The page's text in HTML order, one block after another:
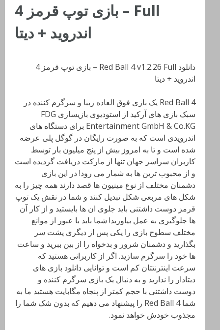
Full – بازی توپ قرمز 4
اندروید + دیتا
دانلود Red Ball 4 v1.2.26 Full – بازی توپ قرمز 4
اندروید + دیتا
Red Ball 4 یک بازی فوق العاده زیبا و سرگرم کننده در
سبک بازی های آرکید از استودیوی بازیسازی FDG
Entertainment GmbH & Co.KG برای دستگاه های
اندرویدی است که به صورت رایگان در گوگل پلی عرضه
شده است و تا به امروز بیش از پنج میلیون بار توسط
کاربران سراسر جهان تنها از مارکت دریافت گردیده است
و از محبوب ترین ها به شمار می رود! در این بازی
دشمنان مختلف از نوع مینیون ها قصد دارند همه چیز را به
شکل های مربعی شکل تبدیل کنند و شما در نقش یک توپ
قرمز دوست داشتنی باید جلوی ان ها بایستید و از کار آن
ها جلوگیری به عمل بیاورید! شما باید با عبور از موانع
مختلف سطوح بازی را یکی پس از دیگری پشت سر
بگذارید و دشمنان شرور و بدخواه را از بین ببرید و ساعت
ها خود را سرگرم سازید. اگر از کاربرانی هستید که
سرعت اینترنتتان کم است و توانایی دانلود بازی های
دیتادار را ندارید و به دنبال یک بازی سرگرم کننده و
دوست داشتنی با حجم کمتر از پنجاه مگابایت هستید ما به
شما Red Ball 4 را پیشنهاد می دهیم که بدون شک شما را
مجذوب خودش خواهد نمود.